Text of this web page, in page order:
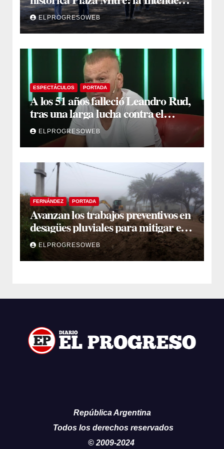
Yanina Iturre supervisó los
primeros trabajos
ELPROGRESOWEB
ESPECTÁCULOS PORTADA
A los 51 años falleció Leandro Rud,
tras una larga lucha contra el
cáncer
ELPROGRESOWEB
FERNÁNDEZ PORTADA
Avanzan los trabajos preventivos en
desagües pluviales para mitigar el
impacto de la temporada de lluvias
ELPROGRESOWEB
República Argentina
Todos los derechos reservados
© 2009-2024